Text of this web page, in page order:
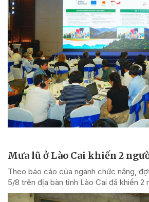
Mưa lũ ở Lào Cai khiến 2
Theo báo cáo của ngành chức năng,
5/8 trên địa bàn tỉnh Lào Cai đã khiến 2